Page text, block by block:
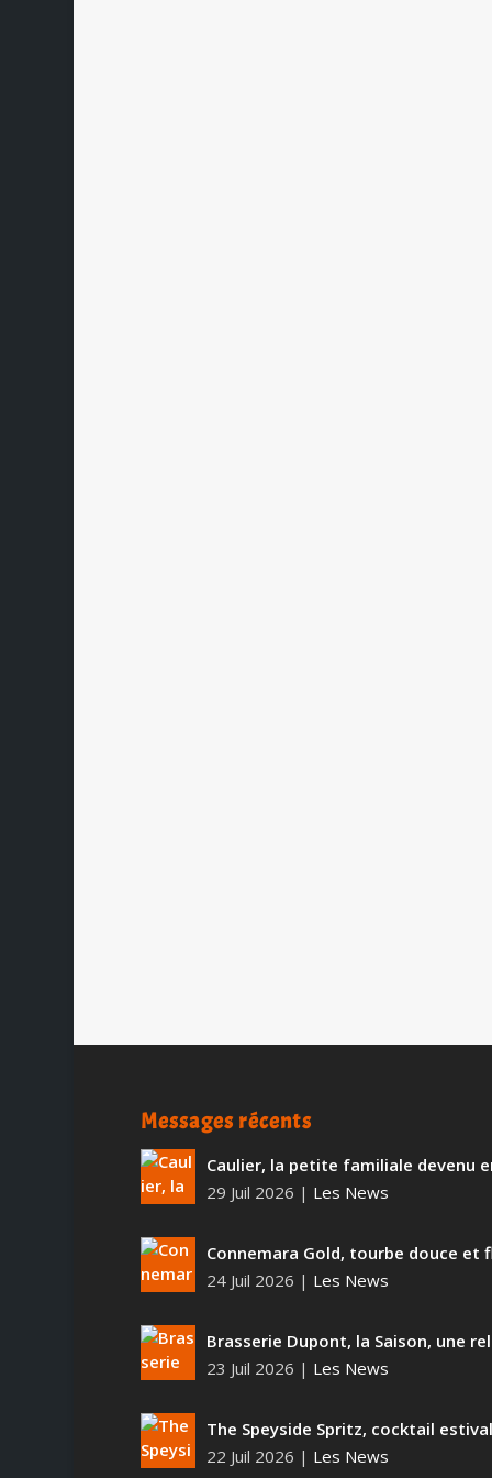
Messages récents
Caulier, la petite familiale devenu
29 Juil 2026 | Les News
Connemara Gold, tourbe douce et
24 Juil 2026 | Les News
Brasserie Dupont, la Saison, une
23 Juil 2026 | Les News
The Speyside Spritz, cocktail
22 Juil 2026 | Les News